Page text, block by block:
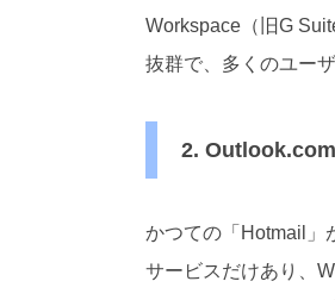
Workspace（旧G
抜群で、多くのユー
2.
かつての「Hotmail」
サービスだけあり、